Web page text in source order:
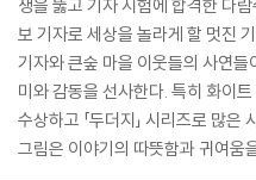
쟁을 뚫고 기자 시험에 합격한 다
보 기자로 세상을 놀라게 할 멋진
기자와 큰숲 마을 이웃들의 사연들
미와 감동을 선사한다. 특히 화이
수상하고 「두더지」 시리즈로 많
그림은 이야기의 따뜻함과 귀여움